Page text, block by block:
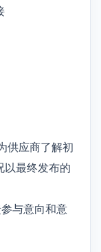
供应商了解初
以最终发布的
与意向和意